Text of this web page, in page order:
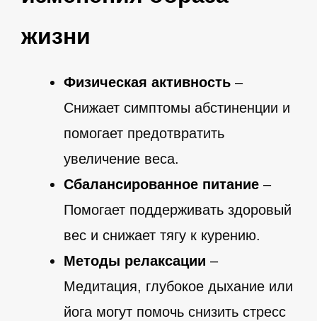
жизни
Физическая активность –
Снижает симптомы абстиненции и
помогает предотвратить
увеличение веса.
Сбалансированное питание –
Помогает поддерживать здоровый
вес и снижает тягу к курению.
Методы релаксации –
Медитация, глубокое дыхание или
йога могут помочь снизить стресс